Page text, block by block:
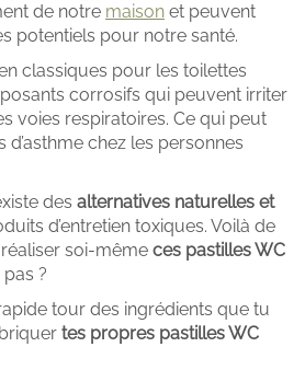
de notre maison et peuvent
potentiels pour notre santé.
classiques pour les toilettes
corrosifs qui peuvent irriter
voies respiratoires. Ce qui peut
chez les personnes
des alternatives naturelles et
d’entretien toxiques. Voilà de
soi-même ces pastilles WC
pas ?
tour des ingrédients que tu
tes propres pastilles WC